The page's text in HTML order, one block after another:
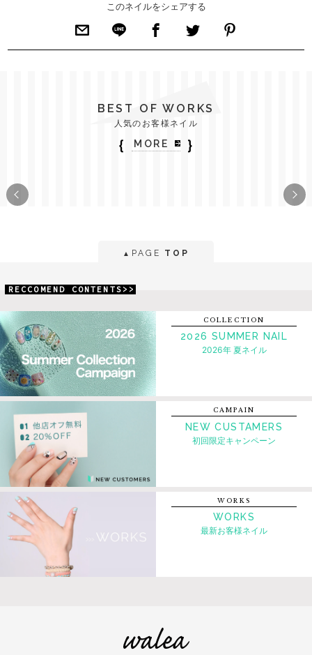
このネイルをシェアする
BEST OF WORKS
人気のお客様ネイル
｛ MORE ｝
▲ PAGE TOP
RECCOMEND CONTENTS>>
COLLECTION
2026 SUMMER NAIL
2026年 夏ネイル
CAMPAIN
NEW CUSTAMERS
初回限定キャンペーン
WORKS
WORKS
最新お客様ネイル